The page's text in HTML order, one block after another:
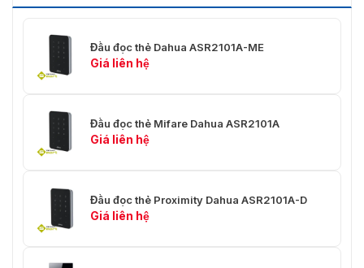
Đầu đọc thẻ Dahua ASR2101A-ME
Giá liên hệ
Đầu đọc thẻ Mifare Dahua ASR2101A
Giá liên hệ
Đầu đọc thẻ Proximity Dahua ASR2101A-D
Giá liên hệ